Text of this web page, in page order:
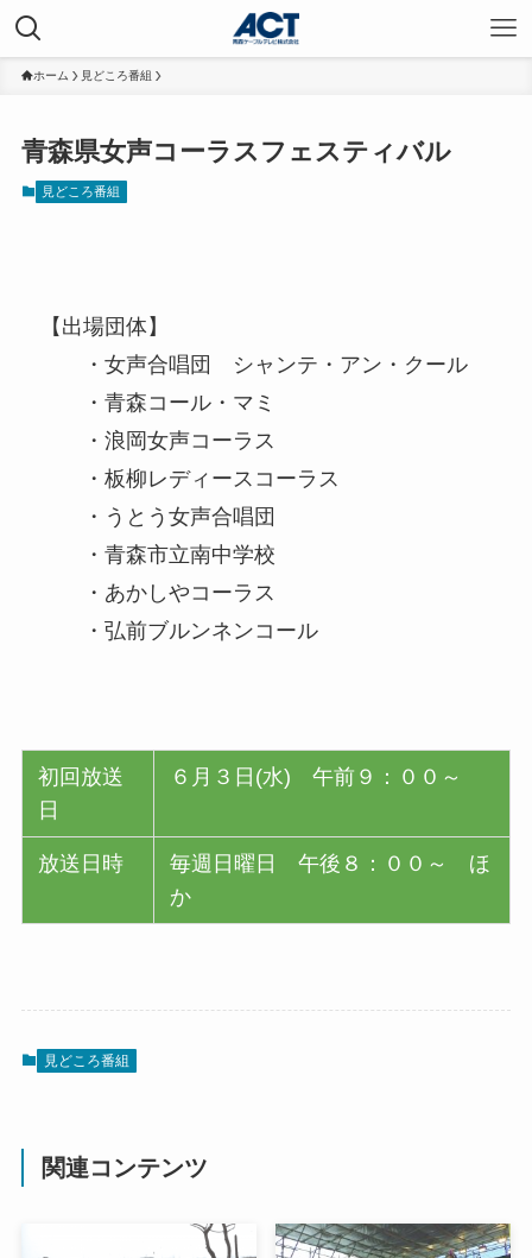
ホーム 見どころ番組
青森県女声コーラスフェスティバル
見どころ番組
【出場団体】
・女声合唱団 シャンテ・アン・クール
・青森コール・マミ
・浪岡女声コーラス
・板柳レディースコーラス
・うとう女声合唱団
・青森市立南中学校
・あかしやコーラス
・弘前ブルンネンコール
初回放送
日
６月３日(水) 午前９：００～
放送日時
毎週日曜日 午後８：００～ ほ
か
見どころ番組
関連コンテンツ